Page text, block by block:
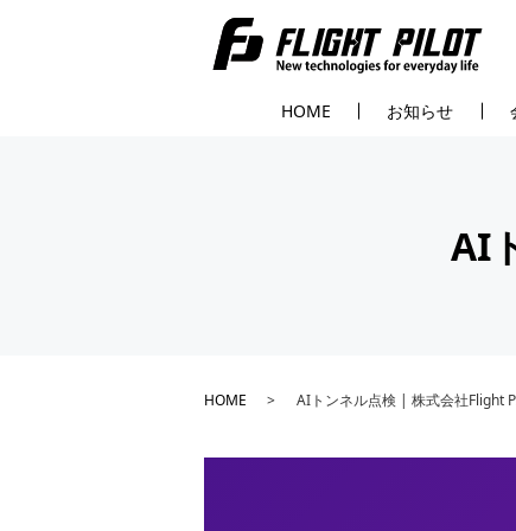
HOME お知らせ
AI
HOME AIトンネル点検 | 株式会社Flight